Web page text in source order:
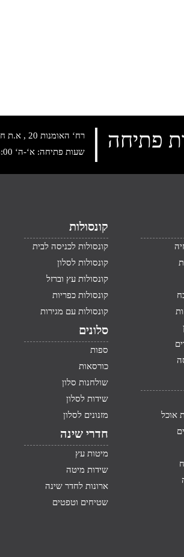
רח‘ האומנות 20 , א.ת חדש נתניה, טלפון:
שעות פתיחה: א‘-ה‘ 10:00-18:00 , שישי: 9:00-14:00
פתיחה
אוכל
קונסולות
קונסולות לכניסה לבית
קונסולות לסלון
קונסולות עץ וברזל
קונסולות כפריות
קונסולות עם מגירות
סלונים
ספות
כורסאות
שולחנות סלון
שידות לסלון
מזנונים לסלון
חדרי שינה
מיטות עץ
שידות מיטה
ארונות לחדר שינה
שטיחים וטפטים